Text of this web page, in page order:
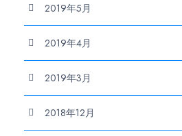
2019年5月
2019年4月
2019年3月
2018年12月